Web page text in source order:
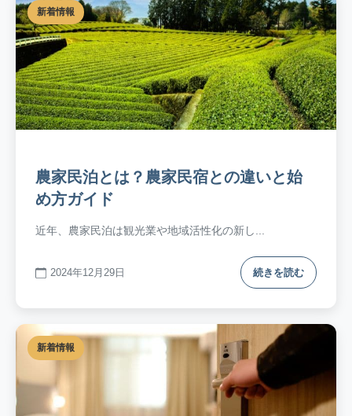
新着情報
農家民泊とは？農家民宿との違いと始
め方ガイド
近年、農家民泊は観光業や地域活性化の新し...
2024年12月29日 続きを読む
新着情報